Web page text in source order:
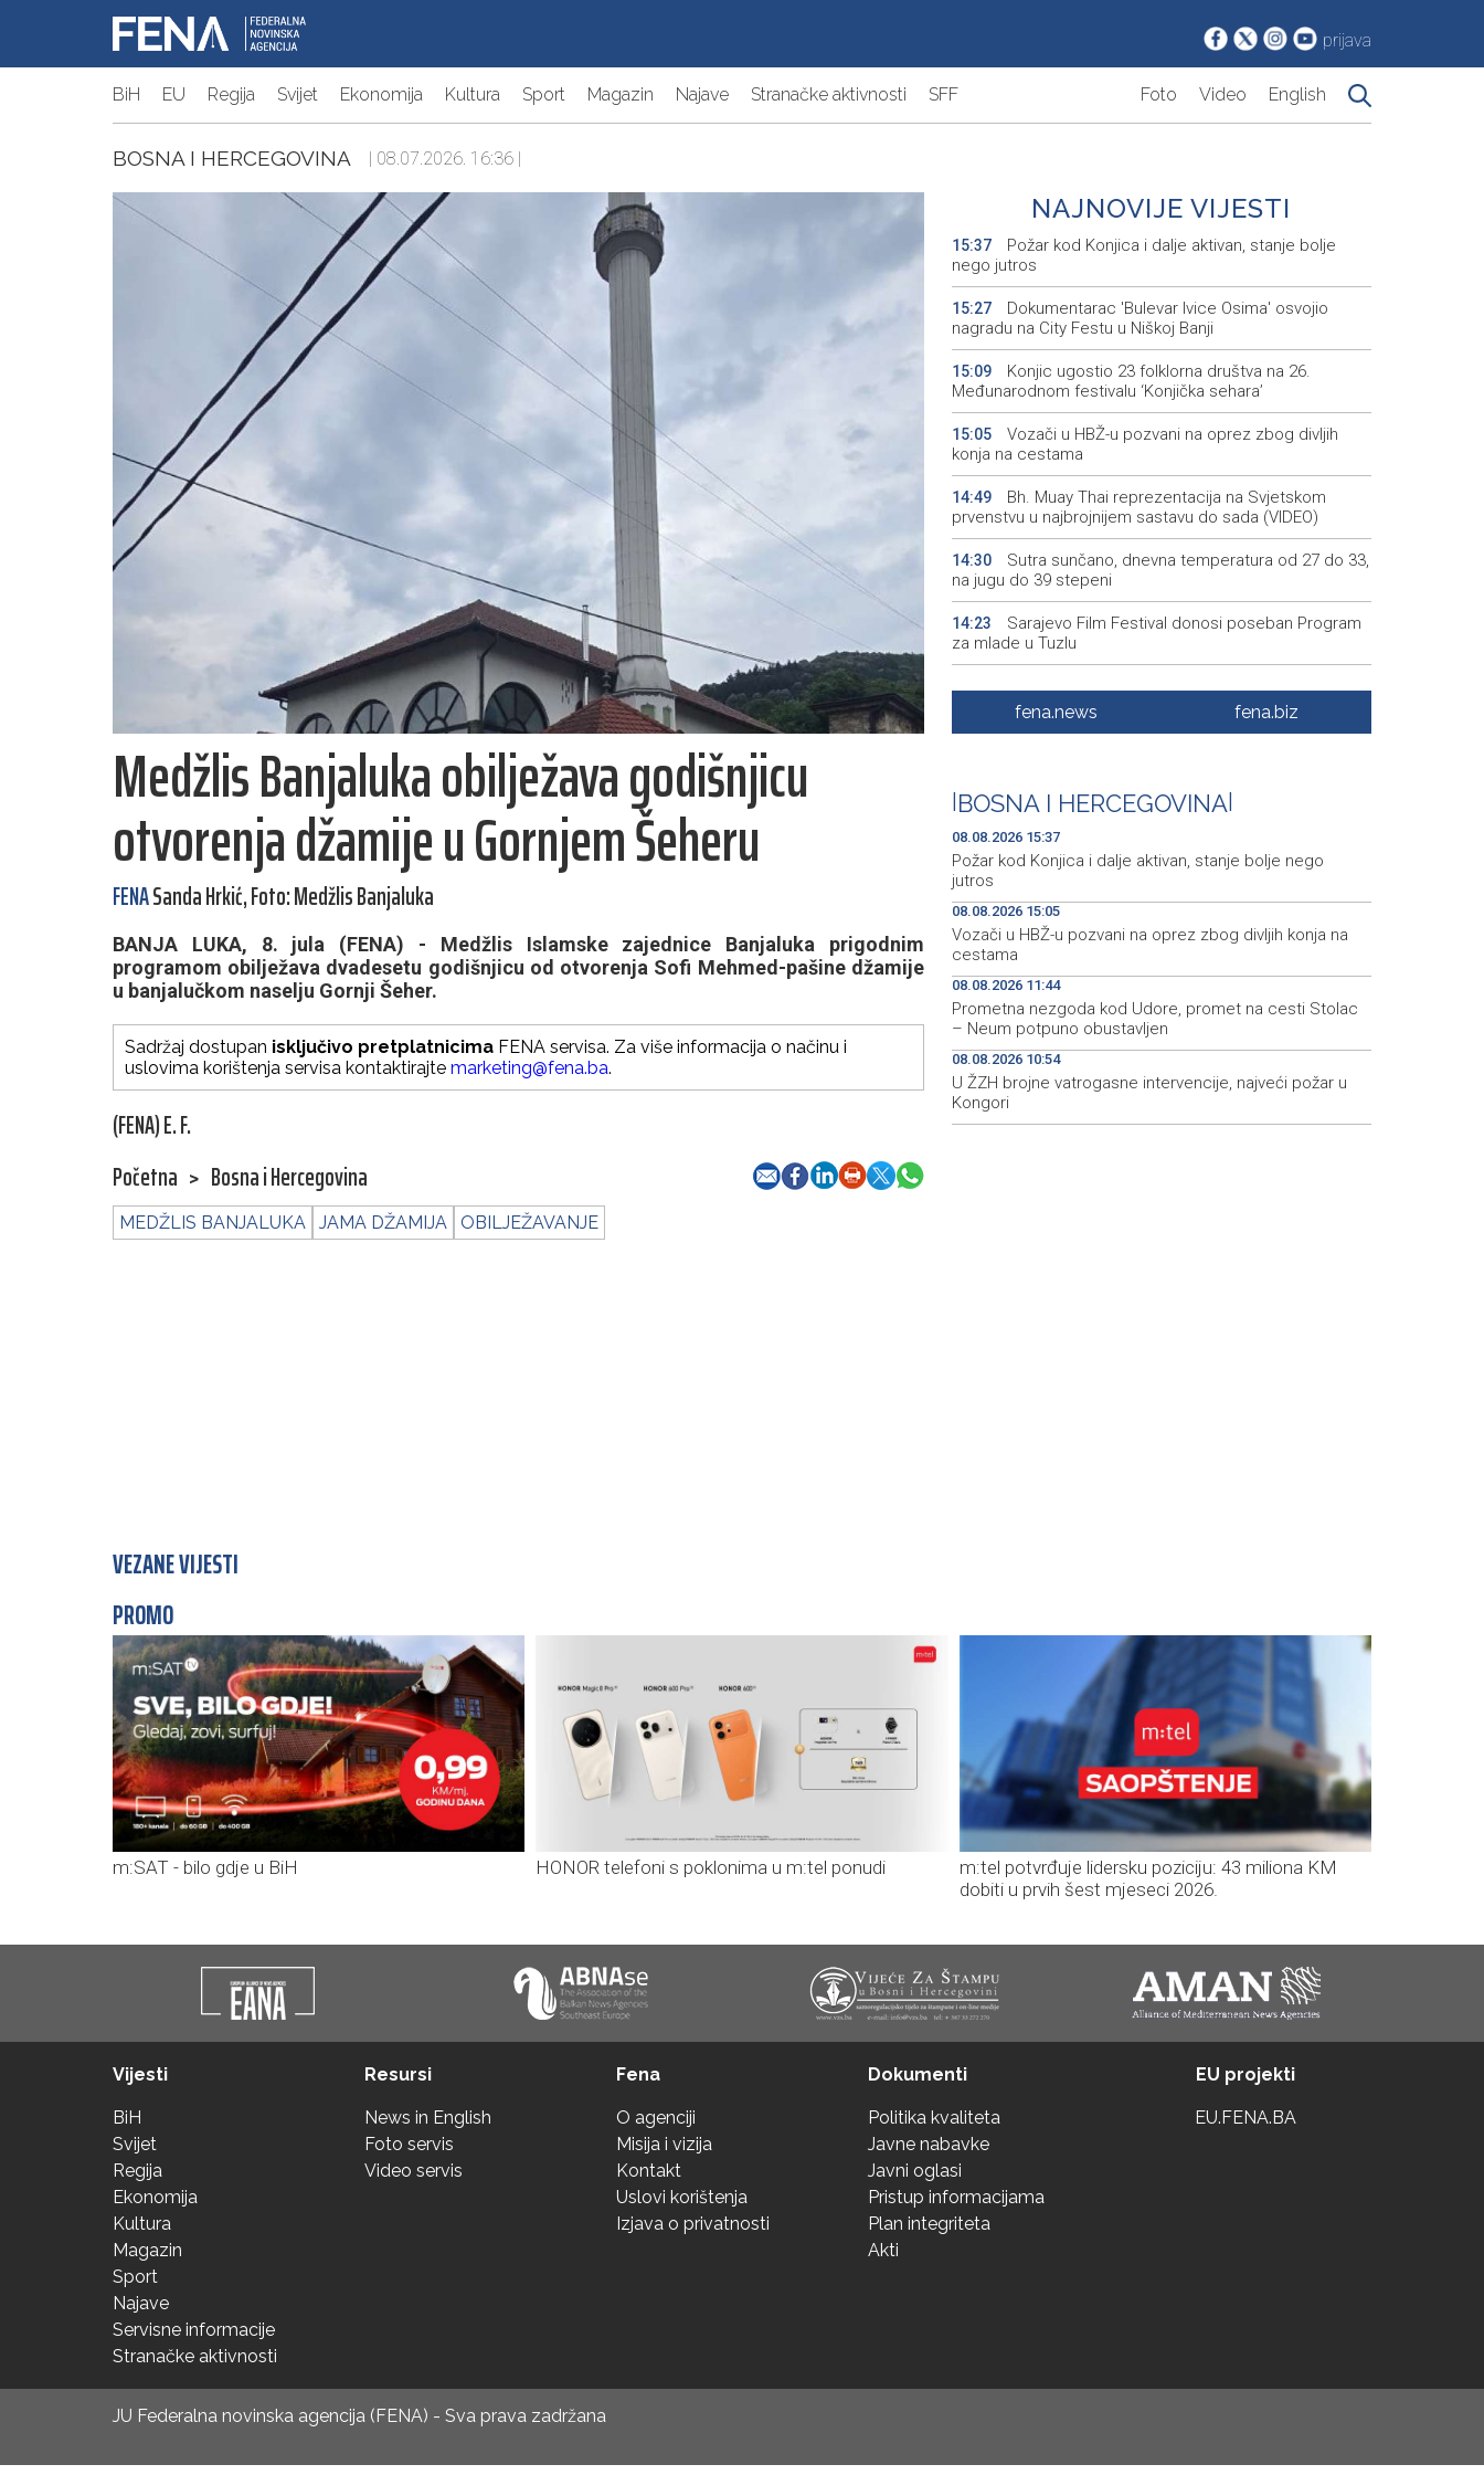
prijava
BiH EU Regija Svijet Ekonomija Kultura Sport Magazin Najave Stranačke aktivnosti SFF Foto Video English
BOSNA I HERCEGOVINA | 08.07.2026. 16:36 |
Medžlis Banjaluka obilježava godišnjicu
otvorenja džamije u Gornjem Šeheru
FENASanda Hrkić, Foto: Medžlis Banjaluka
BANJA LUKA, 8. jula (FENA) - Medžlis Islamske zajednice Banjaluka prigodnim
programom obilježava dvadesetu godišnjicu od otvorenja Sofi Mehmed-pašine džamije
u banjalučkom naselju Gornji Šeher.
Sadržaj dostupan isključivo pretplatnicima FENA servisa. Za više informacija o načinu i
uslovima korištenja servisa kontaktirajte marketing@fena.ba.
(FENA) E. F.
Početna > Bosna i Hercegovina
MEDŽLIS BANJALUKA JAMA DŽAMIJA OBILJEŽAVANJE
NAJNOVIJE VIJESTI
15:37
Požar kod Konjica i dalje aktivan, stanje bolje
nego jutros
15:27
Dokumentarac 'Bulevar Ivice Osima' osvojio
nagradu na City Festu u Niškoj Banji
15:09
Konjic ugostio 23 folklorna društva na 26.
Međunarodnom festivalu ‘Konjička sehara’
15:05
Vozači u HBŽ-u pozvani na oprez zbog divljih
konja na cestama
14:49
Bh. Muay Thai reprezentacija na Svjetskom
prvenstvu u najbrojnijem sastavu do sada (VIDEO)
14:30
Sutra sunčano, dnevna temperatura od 27 do 33,
na jugu do 39 stepeni
14:23
Sarajevo Film Festival donosi poseban Program
za mlade u Tuzlu
Najnovija ostvarenja velikih svjetskih autora u
programu Summer Screen SFF-a
14:01
Izraelske snage izvršile raciju u gradu na
Zapadnoj obali
fena.news fena.biz
BOSNA I HERCEGOVINA
08.08.2026 15:37
Požar kod Konjica i dalje aktivan, stanje bolje nego
jutros
08.08.2026 15:05
Vozači u HBŽ-u pozvani na oprez zbog divljih konja na
cestama
08.08.2026 11:44
Prometna nezgoda kod Udore, promet na cesti Stolac
– Neum potpuno obustavljen
08.08.2026 10:54
U ŽZH brojne vatrogasne intervencije, najveći požar u
Kongori
VEZANE VIJESTI
PROMO
m:SAT - bilo gdje u BiH HONOR telefoni s poklonima u m:tel ponudi
m:tel potvrđuje lidersku poziciju: 43 miliona KM
dobiti u prvih šest mjeseci 2026.
Vijesti
BiH
Svijet
Regija
Ekonomija
Kultura
Magazin
Sport
Najave
Servisne informacije
Stranačke aktivnosti
Resursi
News in English
Foto servis
Video servis
Fena
O agenciji
Misija i vizija
Kontakt
Uslovi korištenja
Izjava o privatnosti
Dokumenti
Politika kvaliteta
Javne nabavke
Javni oglasi
Pristup informacijama
Plan integriteta
Akti
EU projekti
EU.FENA.BA
JU Federalna novinska agencija (FENA) - Sva prava zadržana